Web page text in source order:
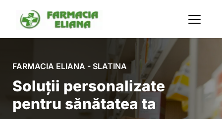
FARMACIA ELIANA - SLATINA
Soluții personalizate
pentru sănătatea ta